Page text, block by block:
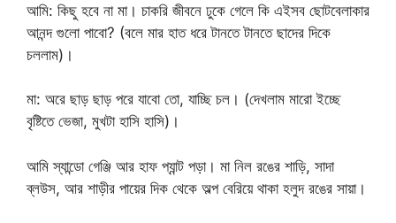
আমি: কিছু হবে না মা। চাকরি জীবনে ঢুকে গেলে কি এইসব ছোটবেলাকার
আনন্দ গুলো পাবো? (বলে মার হাত ধরে টানতে টানতে ছাদের দিকে
চললাম)।
মা: অরে ছাড় ছাড় পরে যাবো তো, যাচ্ছি চল। (দেখলাম মারো ইচ্ছে
বৃষ্টিতে ভেজা, মুখটা হাসি হাসি)।
আমি স্যান্ডো গেঞ্জি আর হাফ প্যান্ট পড়া। মা নিল রঙের শাড়ি, সাদা
ব্লউস, আর শাড়ীর পায়ের দিক থেকে অল্প বেরিয়ে থাকা হলুদ রঙের সায়া।